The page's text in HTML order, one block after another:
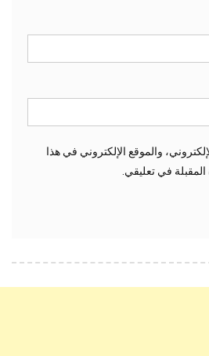
والموقع الإلكتروني في هذا
في تعليقي.